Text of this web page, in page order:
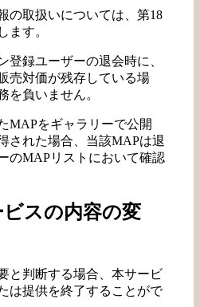
の取扱いについては、第18
ます。
登録ユーザーの退会時に、
売対価が残存している場
を負いません。
MAPをギャラリーで公開
された場合、当該MAPは退
のMAPリストにおいて確認
スの内容の変
と判断する場合、本サービ
は提供を終了することがで